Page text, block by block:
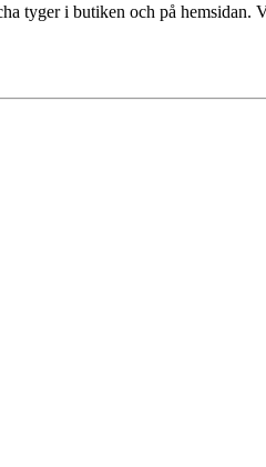
tyger i butiken och på hemsidan.